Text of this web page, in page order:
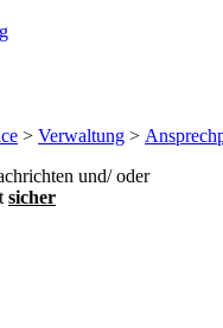
> Verwaltung >
und/ oder
sicher